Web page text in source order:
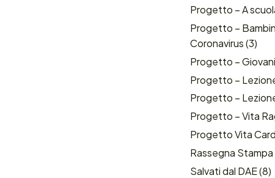
Progetto – A
Progetto –
Coronavirus(3)
Progetto –
Progetto –
Progetto –
Progetto – Vita
Progetto Vita
Rassegna Stampa
Salvati dal DAE(8)